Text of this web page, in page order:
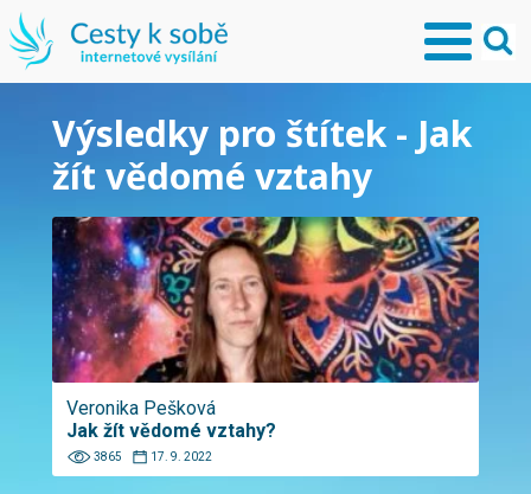
Výsledky pro štítek - Jak
žít vědomé vztahy
Veronika Pešková
Jak žít vědomé vztahy?
3865 17. 9. 2022